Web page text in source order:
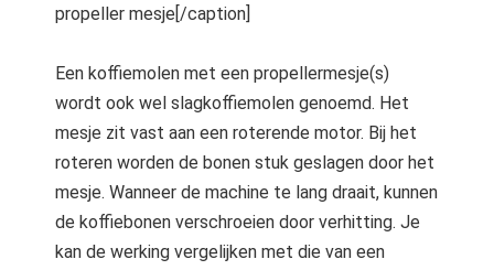
propeller mesje[/caption]
Een koffiemolen met een propellermesje(s)
wordt ook wel slagkoffiemolen genoemd. Het
mesje zit vast aan een roterende motor. Bij het
roteren worden de bonen stuk geslagen door het
mesje. Wanneer de machine te lang draait, kunnen
de koffiebonen verschroeien door verhitting. Je
kan de werking vergelijken met die van een